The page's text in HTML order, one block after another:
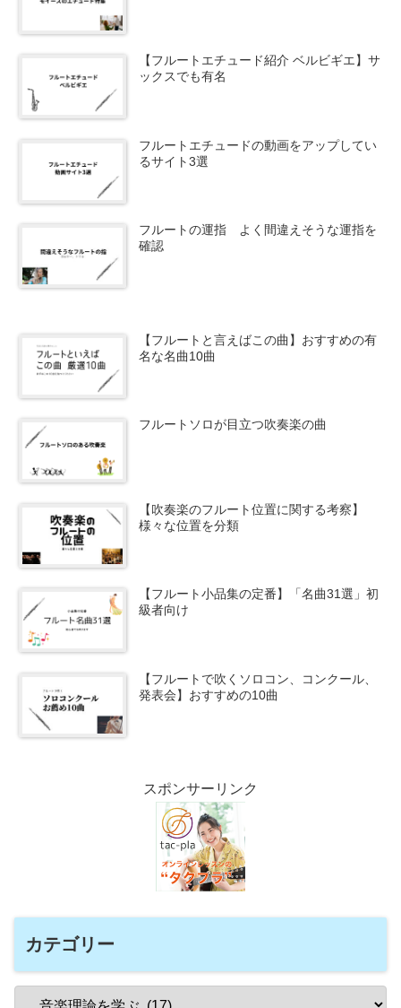
【フルートエチュード紹介 ベルビギエ】サ
ックスでも有名
フルートエチュードの動画をアップしてい
るサイト3選
フルートの運指 よく間違えそうな運指を
確認
【フルートと言えばこの曲】おすすめの有
名な名曲10曲
フルートソロが目立つ吹奏楽の曲
【吹奏楽のフルート位置に関する考察】
様々な位置を分類
【フルート小品集の定番】「名曲31選」初
級者向け
【フルートで吹くソロコン、コンクール、
発表会】おすすめの10曲
スポンサーリンク
カテゴリー